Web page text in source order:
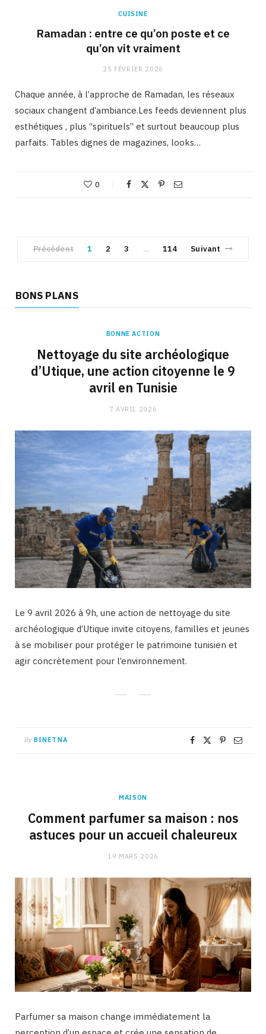
CUISINE
Ramadan : entre ce qu’on poste et ce
qu’on vit vraiment
25 FÉVRIER 2026
Chaque année, à l’approche de Ramadan, les réseaux
sociaux changent d’ambiance.Les feeds deviennent plus
esthétiques , plus “spirituels” et surtout beaucoup plus
parfaits. Tables dignes de magazines, looks…
0
Précédent 1 2 3 … 114 Suivant
BONS PLANS
BONNE ACTION
Nettoyage du site archéologique
d’Utique, une action citoyenne le 9
avril en Tunisie
7 AVRIL 2026
Le 9 avril 2026 à 9h, une action de nettoyage du site
archéologique d’Utique invite citoyens, familles et jeunes
à se mobiliser pour protéger le patrimoine tunisien et
agir concrètement pour l’environnement.
By BINETNA
MAISON
Comment parfumer sa maison : nos
astuces pour un accueil chaleureux
19 MARS 2026
Parfumer sa maison change immédiatement la